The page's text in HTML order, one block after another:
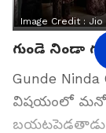
Image Credit : Jio
గుండె నిండా
Gunde
విషయంలో
బయటపెడతాడు.